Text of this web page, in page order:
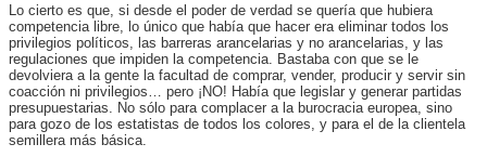
Lo cierto es que, si desde el poder de verdad se quería que hubiera
competencia libre, lo único que había que hacer era eliminar todos los
privilegios políticos, las barreras arancelarias y no arancelarias, y las
regulaciones que impiden la competencia. Bastaba con que se le
devolviera a la gente la facultad de comprar, vender, producir y servir sin
coacción ni privilegios… pero ¡NO! Había que legislar y generar partidas
presupuestarias. No sólo para complacer a la burocracia europea, sino
para gozo de los estatistas de todos los colores, y para el de la clientela
semillera más básica.